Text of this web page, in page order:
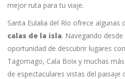
mejor ruta para tu viaje.
Santa Eulalia del Río ofrece algunas
calas de la isla. Navegando
oportunidad de descubrir lugares
Tagomago, Cala Boix y muchas
de espectaculares vistas del paisaje